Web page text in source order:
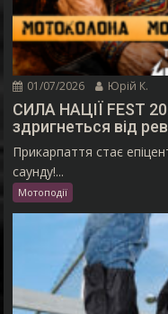
01/07/2026 Юрій К.
СИЛА НАЦІЇ FEST
здригнеться від
Прикарпаття стає
саунду!...
Мотоподії